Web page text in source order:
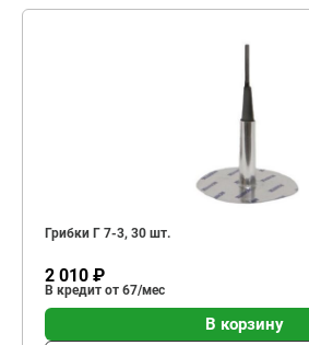
Грибки Г 7-3, 30 шт.
2 010 ₽
В кредит от 67/мес
В корзину